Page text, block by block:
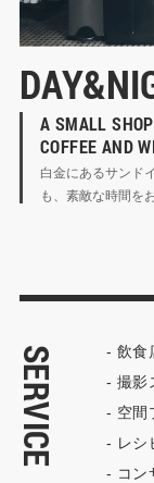
A SMALL
COFFEE AND
白金にあるサンド
も、素敵な時間を
SERVICE
- 飲食
- 撮影
- 空間
- レシ
- コン